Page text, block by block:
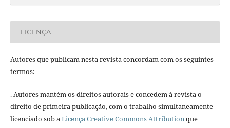
LICENÇA
Autores que publicam nesta revista concordam com os seguintes
termos:
. Autores mantém os direitos autorais e concedem à revista o
direito de primeira publicação, com o trabalho simultaneamente
licenciado sob aLicença Creative Commons Attributionque